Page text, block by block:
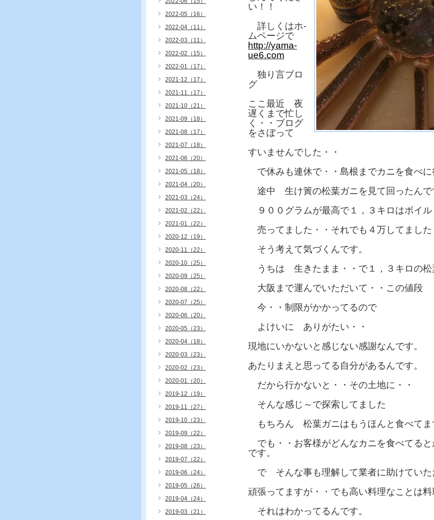
い！！
詳しくはホ-
ムページで
http://yama-
ue6.com
独り言ブロ
グ
ここ最近 夜
遅くまで忙し
く・・ブログ
をさぼって
すいませんでした・・
で休みも連休で・・島根までカニを食べ
途中 生け簀の松葉ガニを見て回ったんで
９００グラムが最高で１，３キロはボイ
売ってました・・それでも４万してました
そう考えて気づくんです。
うちは 生きたまま・・で１，３キロの松
大阪まで運んでいただいて・・この値段
今・・制限がかかってるので
よけいに ありがたい・・
現地にいかないと感じない感謝なんです。
あたりまえと思ってる自分があるんです。
だから行かないと・・その土地に・・
そんな感じ～で探索してました
もちろん 松葉ガニはもうほんと食べてま
でも・・お客様がどんなカニを食べてる
です。
で そんな事も理解して業者に助けていた
頑張ってますが・・でも高い料理なことは
それはわかってるんです。
2022-05（16）
2022-04（11）
2022-03（11）
2022-02（15）
2022-01（17）
2021-12（17）
2021-11（17）
2021-10（21）
2021-09（18）
2021-08（17）
2021-07（18）
2021-06（20）
2021-05（18）
2021-04（20）
2021-03（24）
2021-02（22）
2021-01（22）
2020-12（19）
2020-11（22）
2020-10（25）
2020-09（25）
2020-08（22）
2020-07（25）
2020-06（20）
2020-05（23）
2020-04（18）
2020-03（23）
2020-02（23）
2020-01（20）
2019-12（19）
2019-11（27）
2019-10（23）
2019-09（22）
2019-08（23）
2019-07（22）
2019-06（24）
2019-05（26）
2019-04（24）
2019-03（21）